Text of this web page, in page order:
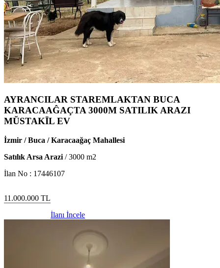
AYRANCILAR STAREMLAKTAN BUCA
KARACAAĜAÇTA 3000M SATILIK ARAZI
MŬSTAKĪL EV
İzmir / Buca / Karacaağaç Mahallesi
Satılık Arsa Arazi /3000 m2
İlan No : 17446107
11.000.000 TL
İlanı İncele